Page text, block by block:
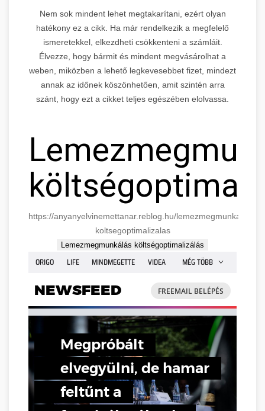
Nem sok mindent lehet megtakarítani, ezért olyan
hatékony ez a cikk. Ha már rendelkezik a megfelelő
ismeretekkel, elkezdheti csökkenteni a számláit.
Élvezze, hogy bármit és mindent megvásárolhat a
weben, miközben a lehető legkevesebbet fizet, mindezt
annak az időnek köszönhetően, amit szintén arra
szánt, hogy ezt a cikket teljes egészében elolvassa.
https://anyanyelvinemettanar.reblog.hu/lemezmegmunkalas-
koltsegoptimalizalas
Lemezmegmunkálás költségoptimalizálás